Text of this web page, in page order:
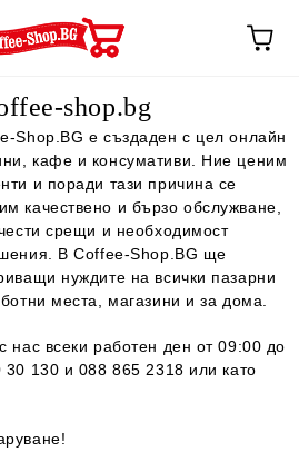
shop.bg
Shop.BG е създаден с цел онлайн
кафе и консумативи. Ние ценим
и поради тази причина се
качествено и бързо обслужване,
срещи и необходимост
ВCoffee-Shop.BG ще
нуждите на всички пазарни
места, магазини и за дома.
нас всеки работен ден от 09:00 до
130 и 088 865 2318 или като